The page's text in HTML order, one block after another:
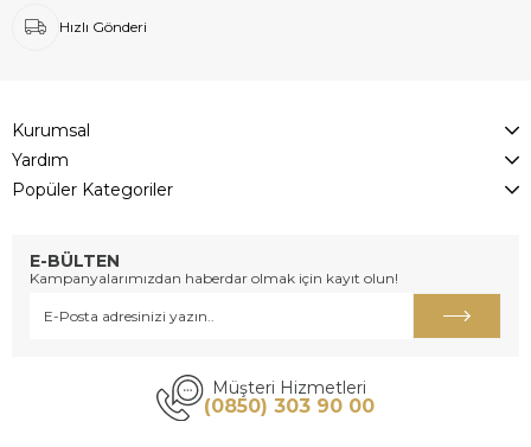
Hızlı Gönderi
Kurumsal
Yardım
Popüler Kategoriler
E-BÜLTEN
Kampanyalarımızdan haberdar olmak için kayıt olun!
Müşteri Hizmetleri
(0850) 303 90 00